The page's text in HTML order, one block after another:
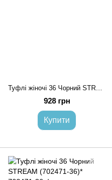
Туфлі жіночі 36 Чорний STREAM (699152-36)*
928 грн
Купити